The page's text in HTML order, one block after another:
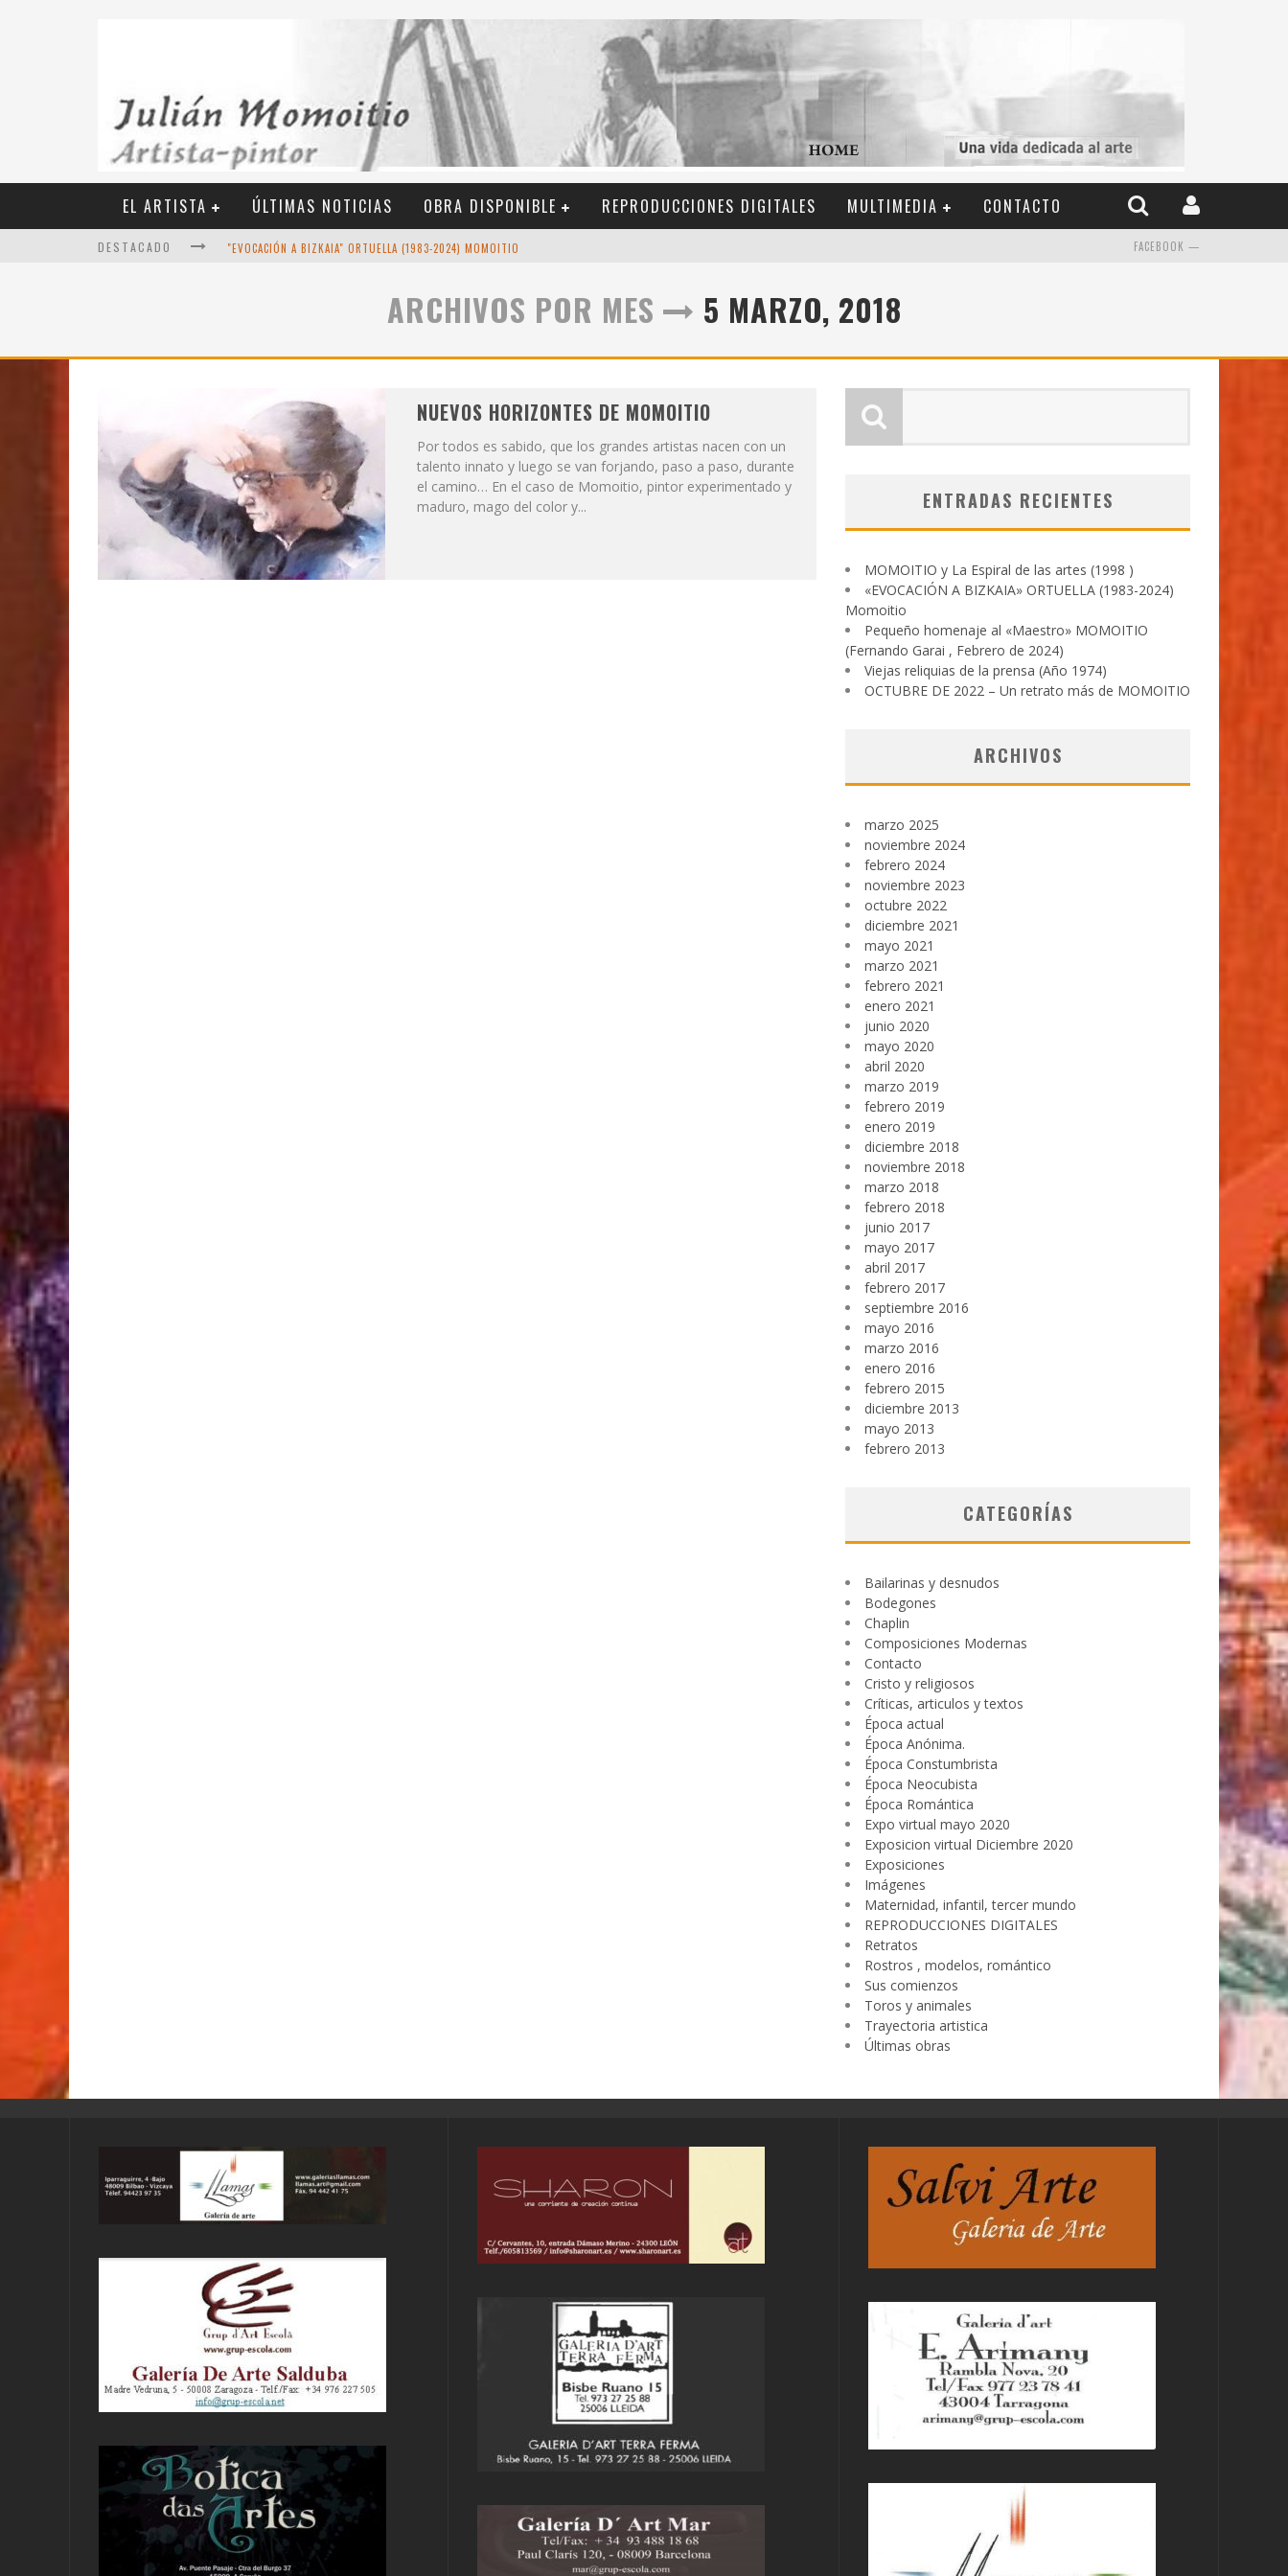
EL ARTISTA ÚLTIMAS NOTICIAS OBRA DISPONIBLE REPRODUCCIONES DIGITALES MULTIMEDIA CONTACTO
DESTACADO "EVOCACIÓN A BIZKAIA" ORTUELLA (1983-2024) MOMOITIO
VIEJAS RELIQUIAS DE LA PRENSA (AÑO 1974)
OCTUBRE DE 2022 - UN RETRATO MÁS DE MOMOITIO
DICIEMBRE DE 2021 - ÚLTIMAS OBRAS
MOMOITIO Y LA ESPIRAL DE LAS ARTES (1998 )
FACEBOOK —
ARCHIVOS POR MES 5 MARZO, 2018
NUEVOS HORIZONTES DE MOMOITIO
Por todos es sabido, que los grandes artistas nacen con un
talento innato y luego se van forjando, paso a paso, durante
el camino… En el caso de Momoitio, pintor experimentado y
maduro, mago del color y...
ENTRADAS RECIENTES
MOMOITIO y La Espiral de las artes (1998 )
«EVOCACIÓN A BIZKAIA» ORTUELLA (1983-2024)
Momoitio
Pequeño homenaje al «Maestro» MOMOITIO
(Fernando Garai , Febrero de 2024)
Viejas reliquias de la prensa (Año 1974)
OCTUBRE DE 2022 – Un retrato más de MOMOITIO
ARCHIVOS
marzo 2025
noviembre 2024
febrero 2024
noviembre 2023
octubre 2022
diciembre 2021
mayo 2021
marzo 2021
febrero 2021
enero 2021
junio 2020
mayo 2020
abril 2020
marzo 2019
febrero 2019
enero 2019
diciembre 2018
noviembre 2018
marzo 2018
febrero 2018
junio 2017
mayo 2017
abril 2017
febrero 2017
septiembre 2016
mayo 2016
marzo 2016
enero 2016
febrero 2015
diciembre 2013
mayo 2013
febrero 2013
CATEGORÍAS
Bailarinas y desnudos
Bodegones
Chaplin
Composiciones Modernas
Contacto
Cristo y religiosos
Críticas, articulos y textos
Época actual
Época Anónima.
Época Constumbrista
Época Neocubista
Época Romántica
Expo virtual mayo 2020
Exposicion virtual Diciembre 2020
Exposiciones
Imágenes
Maternidad, infantil, tercer mundo
REPRODUCCIONES DIGITALES
Retratos
Rostros , modelos, romántico
Sus comienzos
Toros y animales
Trayectoria artistica
Últimas obras